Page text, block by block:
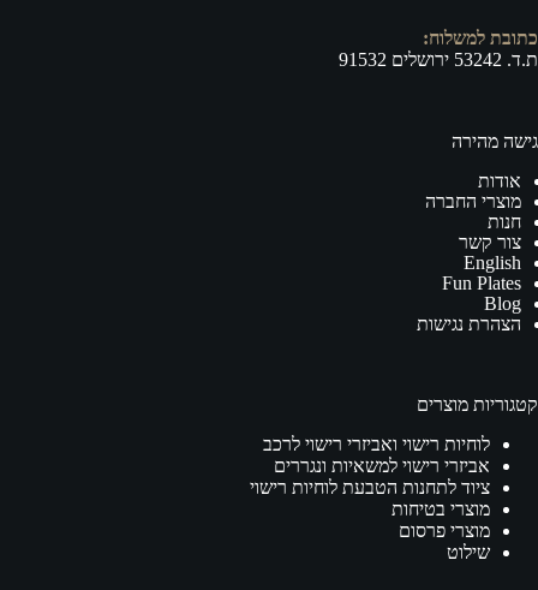
כתובת למשלוח:
ת.ד. 53242 ירושלים 91532
גישה מהירה
אודות
מוצרי החברה
חנות
צור קשר
English
Fun Plates
Blog
הצהרת נגישות
קטגוריות מוצרים
לוחיות רישוי ואביזרי רישוי לרכב
אביזרי רישוי למשאיות ונגררים
ציוד לתחנות הטבעת לוחיות רישוי
מוצרי בטיחות
מוצרי פרסום
שילוט